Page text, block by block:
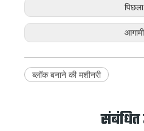
पिछला:
ब्लॉक बनाने की मशीनरी
संबंधित